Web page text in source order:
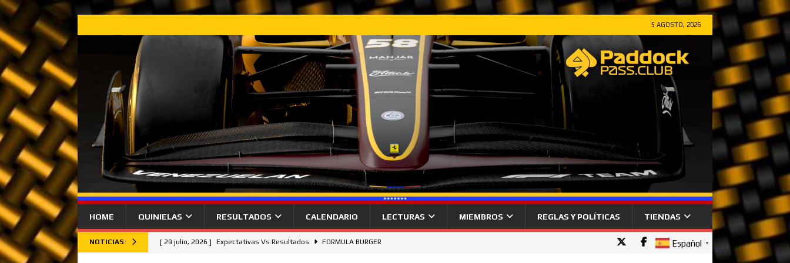
5 AGOSTO, 2026
HOME QUINIELAS RESULTADOS CALENDARIO LECTURAS MIEMBROS REGLAS Y POLÍTICAS TIENDAS
NOTICIAS: [ 29 julio, 2026 ] Expectativas Vs Resultados FORMULA BURGER Español ▼